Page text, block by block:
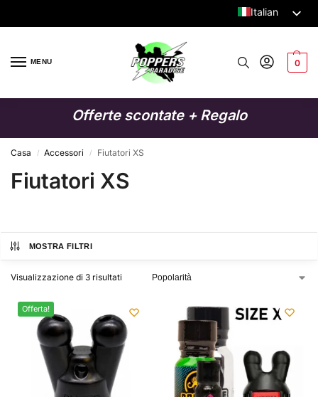
Italian
English
MENU 0
Offerte scontate + Regalo
Casa / Accessori / Fiutatori XS
Fiutatori XS
MOSTRA FILTRI
Visualizzazione di 3 risultati
Offerta!